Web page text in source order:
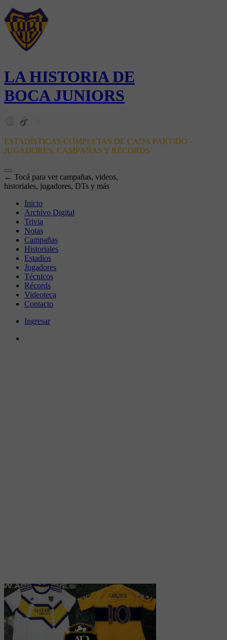
LA HISTORIA DE
BOCA JUNIORS
ESTADÍSTICAS COMPLETAS DE CADA PARTIDO -
JUGADORES, CAMPAÑAS Y RÉCORDS
← Tocá para ver campañas, videos,
historiales, jugadores, DTs y más
Inicio
Archivo Digital
Trivia
Notas
Campañas
Historiales
Estadios
Jugadores
Técnicos
Récords
Videoteca
Contacto
Ingresar